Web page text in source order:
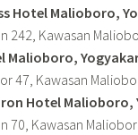
Hotel Malioboro,
242, Kawasan
Malioboro,
47, Kawasan
Hotel Malioboro,
70, Kawasan